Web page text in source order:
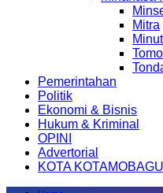
Mitra
Minut
Pemerintahan
Politik
Ekonomi & Bisnis
Hukum & Kriminal
OPINI
Advertorial
KOTA KOTAMOBAGU